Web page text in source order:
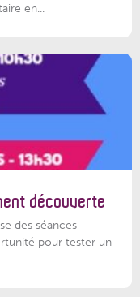
en...
découverte
des séances
pour tester un